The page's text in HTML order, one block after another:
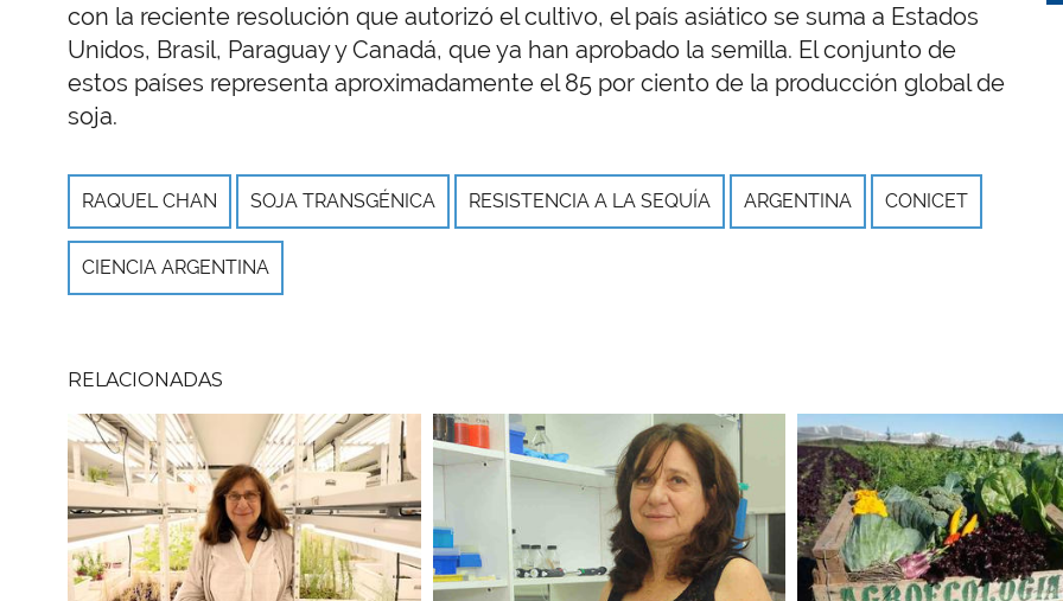
con la reciente resolución que autorizó el cultivo, el país asiático se suma a Estados
Unidos, Brasil, Paraguay y Canadá, que ya han aprobado la semilla. El conjunto de
estos países representa aproximadamente el 85 por ciento de la producción global de
soja.
RAQUEL CHAN SOJA TRANSGÉNICA RESISTENCIA A LA SEQUÍA ARGENTINA CONICET
CIENCIA ARGENTINA
RELACIONADAS
Imagen
Imagen Imagen